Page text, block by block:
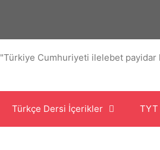
"Türkiye Cumhuriyeti ilelebet payidar
Türkçe Dersi İçerikler TYT